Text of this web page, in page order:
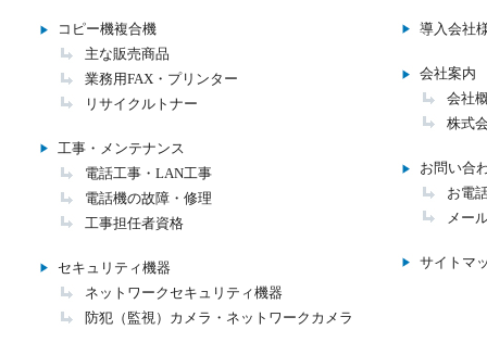
コピー機複合機
主な販売商品
業務用FAX・プリンター
リサイクルトナー
工事・メンテナンス
電話工事・LAN工事
電話機の故障・修理
工事担任者資格
セキュリティ機器
ネットワークセキュリティ機器
防犯（監視）カメラ・ネットワークカメラ
導入会社
会社案内
会社
株式
お問い合
お電
メー
サイトマ